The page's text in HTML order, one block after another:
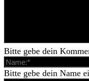
Bitte gebe dein
Bitte gebe dein Name